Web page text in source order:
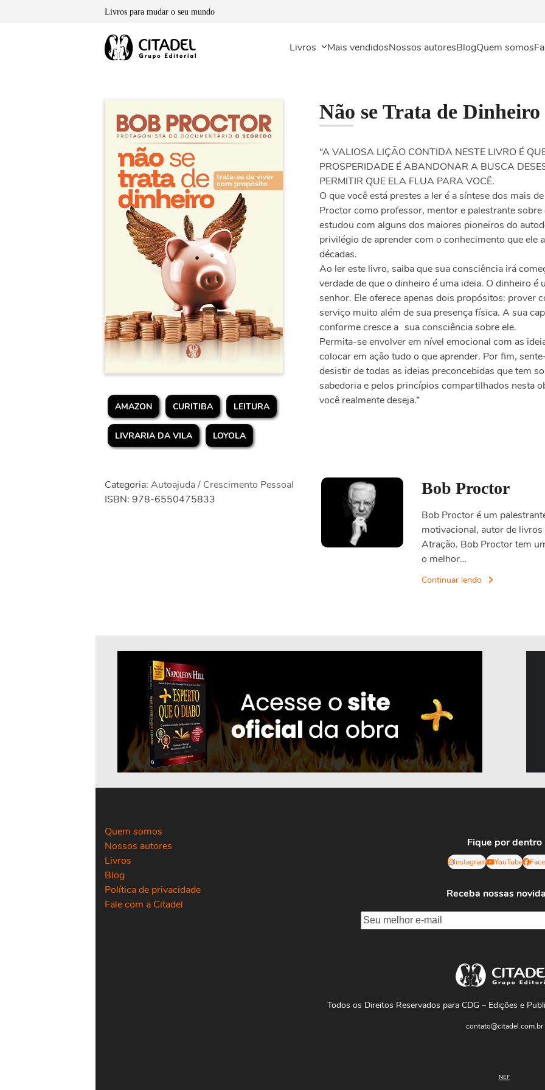
Livros para mudar o seu mundo
Livros Mais vendidosNossos autoresBlogQuem somos
AMAZON CURITIBA LEITURA
LIVRARIA DA VILA LOYOLA
Não se Trata de Dinheiro
“A VALIOSA LIÇÃO CONTIDA NESTE LIVRO É
PROSPERIDADE É ABANDONAR A BUSCA
PERMITIR QUE ELA FLUA PARA VOCÊ.
O que você está prestes a ler é a síntese dos mais
Proctor como professor, mentor e palestrante
estudou com alguns dos maiores pioneiros do
privilégio de aprender com o conhecimento que ele
décadas.
Ao ler este livro, saiba que sua consciência irá
verdade de que o dinheiro é uma ideia. O dinheiro
senhor. Ele oferece apenas dois propósitos: prover
serviço muito além de sua presença física. A sua
conforme cresce a sua consciência sobre ele.
Permita-se envolver em nível emocional com as
colocar em ação tudo o que aprender. Por fim,
desistir de todas as ideias preconcebidas que tem
sabedoria e pelos princípios compartilhados nesta
você realmente deseja.”
Categoria: Autoajuda / Crescimento Pessoal
ISBN: 978-6550475833
Bob Proctor
Bob Proctor é um
motivacional, autor de
Atração. Bob Proctor tem
o melhor…
Continuar lendo
Quem somos
Nossos autores
Livros
Blog
Política de privacidade
Fale com a Citadel
Fique por dentro
Instagram YouTube
Receba nossas
Todos os Direitos Reservados para CDG – Edições e
contato@citadel.com.br
NEF